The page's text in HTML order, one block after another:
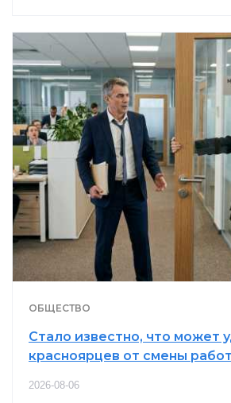
ОБЩЕСТВО
Стало известно, что может
красноярцев от смены
2026-08-06